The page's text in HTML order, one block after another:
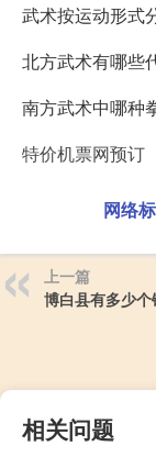
武术按运动形式
北方武术有哪些
南方武术中哪种
特价机票网预订
网络
上一篇
博白县有多少个
相关问题